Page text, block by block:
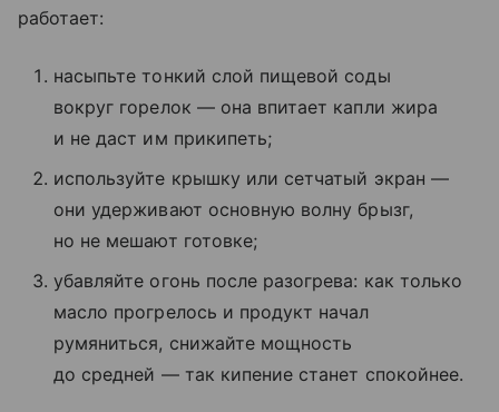
работает:
насыпьте тонкий слой пищевой соды
вокруг горелок — она впитает капли жира
и не даст им прикипеть;
используйте крышку или сетчатый экран —
они удерживают основную волну брызг,
но не мешают готовке;
убавляйте огонь после разогрева: как только
масло прогрелось и продукт начал
румяниться, снижайте мощность
до средней — так кипение станет спокойнее.